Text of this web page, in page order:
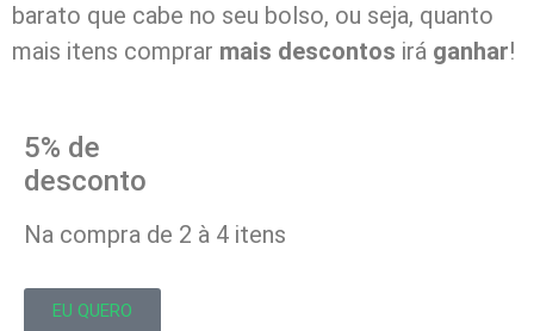
barato que cabe no seu bolso, ou seja, quanto
mais itens comprar mais descontos irá ganhar!
5% de
desconto
Na compra de 2 à 4 itens
EU QUERO